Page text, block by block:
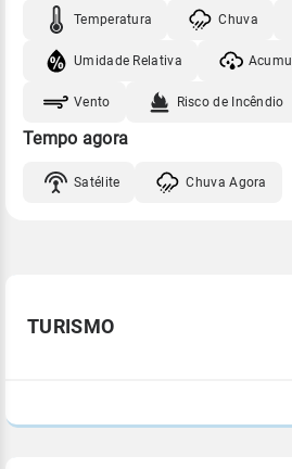
Temperatura Chuva
Umidade Relativa
Vento Risco de Incêndio
Tempo agora
Satélite Chuva Agora
TURISMO